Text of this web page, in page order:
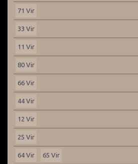
71 Vir
33 Vir
11 Vir
80 Vir
66 Vir
44 Vir
12 Vir
25 Vir
64 Vir 65 Vir